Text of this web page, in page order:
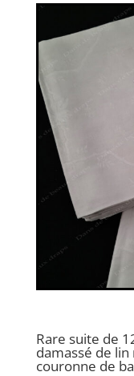
Rare suite de
damassé de
couronne de